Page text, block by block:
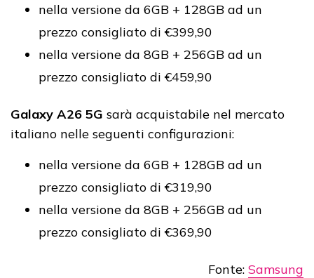
nella versione da 6GB + 128GB ad un
prezzo consigliato di €399,90
nella versione da 8GB + 256GB ad un
prezzo consigliato di €459,90
Galaxy A26 5G sarà acquistabile nel mercato
italiano nelle seguenti configurazioni:
nella versione da 6GB + 128GB ad un
prezzo consigliato di €319,90
nella versione da 8GB + 256GB ad un
prezzo consigliato di €369,90
Fonte: Samsung